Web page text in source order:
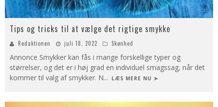
Tips og tricks til at vælge det rigtige smykke
Redaktionen juli 18, 2022 Skønhed
Annonce Smykker kan fås i mange forskellige typer og
størrelser, og det er i høj grad en individuel smagssag, når det
kommer til valg af smykker. N... LÆS MERE NU ➤